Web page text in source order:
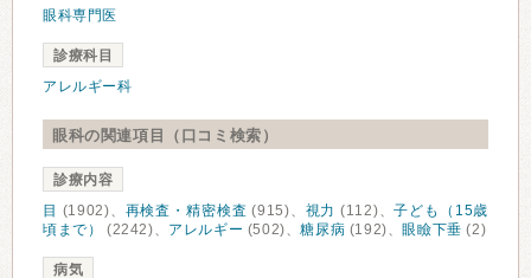
眼科専門医
診療科目
アレルギー科
眼科の関連項目（口コミ検索）
診療内容
目 (1902)、 再検査・精密検査 (915)、 視力 (112)、子ども（15歳
頃まで）
(2242)、 アレルギー (502)、糖尿病 (192)、 眼瞼下垂 (2)
病気